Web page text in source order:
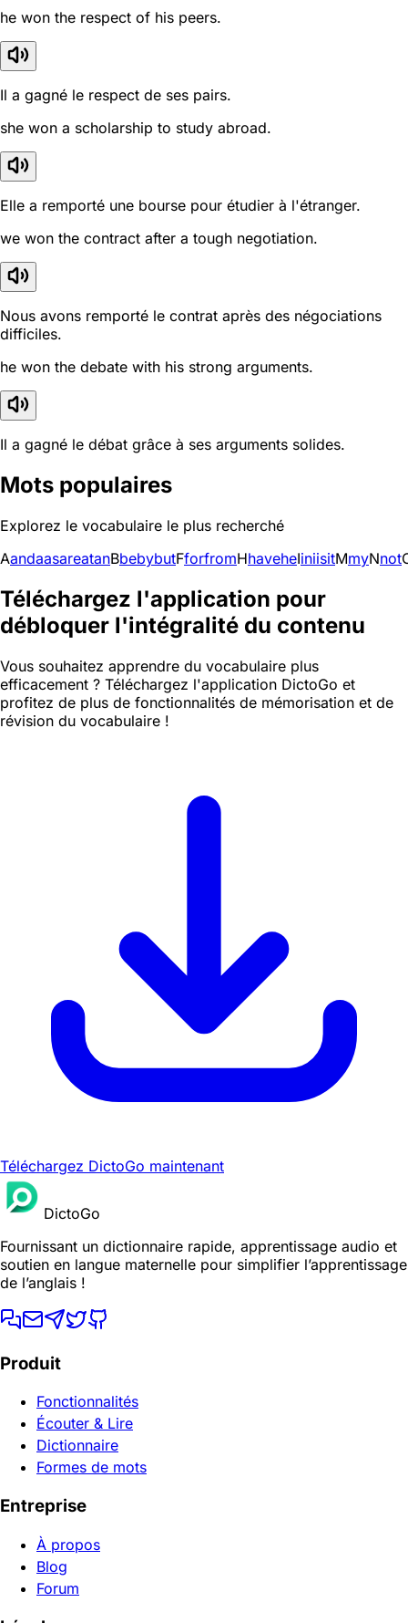
he won the respect of his peers.
Il a gagné le respect de ses pairs.
she won a scholarship to study abroad.
Elle a remporté une bourse pour étudier à l'étranger.
we won the contract after a tough negotiation.
Nous avons remporté le contrat après des négociations
difficiles.
he won the debate with his strong arguments.
Il a gagné le débat grâce à ses arguments solides.
Mots populaires
Explorez le vocabulaire le plus recherché
AandaasareatanBbebybutFforfromHhaveheIiniisitMmyNnot
Téléchargez l'application pour
débloquer l'intégralité du contenu
Vous souhaitez apprendre du vocabulaire plus
efficacement ? Téléchargez l'application DictoGo et
profitez de plus de fonctionnalités de mémorisation et de
révision du vocabulaire !
Téléchargez DictoGo maintenant
DictoGo
Fournissant un dictionnaire rapide, apprentissage audio et
soutien en langue maternelle pour simplifier l’apprentissage
de l’anglais !
Produit
Fonctionnalités
Écouter & Lire
Dictionnaire
Formes de mots
Entreprise
À propos
Blog
Forum